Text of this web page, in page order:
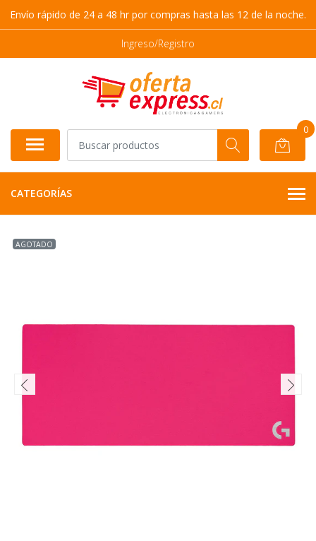
Envío rápido de 24 a 48 hr por compras hasta las 12 de la noche.
Ingreso/Registro
0
CATEGORÍAS
AGOTADO